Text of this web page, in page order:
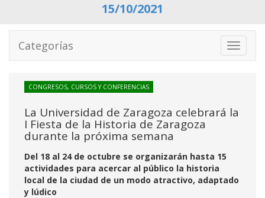
15/10/2021
Toggle
Categorías
CONGRESOS, CURSOS Y CONFERENCIAS
La Universidad de Zaragoza celebrará la
I Fiesta de la Historia de Zaragoza
durante la próxima semana
Del 18 al 24 de octubre se organizarán hasta 15
actividades para acercar al público la historia
local de la ciudad de un modo atractivo, adaptado
y lúdico